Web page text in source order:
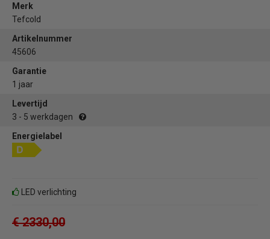
Merk
Tefcold
Artikelnummer
45606
Garantie
1 jaar
Levertijd
3 - 5 werkdagen
Energielabel
LED verlichting
€ 2330,00